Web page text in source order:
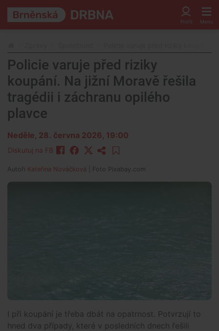
Policie varuje před riziky
koupání. Na jižní Moravě řešila
tragédii i záchranu opilého
plavce
Neděle, 28. června 2026, 19:00
Diskutuj na FB
Autoři Kateřina Nováčková | Foto Pixabay.com
I při koupání je třeba dbát na opatrnost. Potvrzují to
hned dva případy, které v posledních dnech řešili